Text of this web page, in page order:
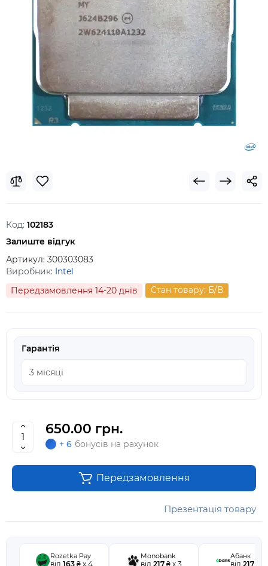
Код: 102183
Залиште відгук
Артикул: 300303083
Виробник: Intel
Передзамовлення 14-20 днів
Стан товару: Б/В
Гарантія
650.00 грн.
+ 6 бонусів на рахунок
Передзамовлення
Презентація товару
Rozetka Pay
від 163₴ x 4
Monobank
від 217₴ x 3
Абанк
від 217₴ x